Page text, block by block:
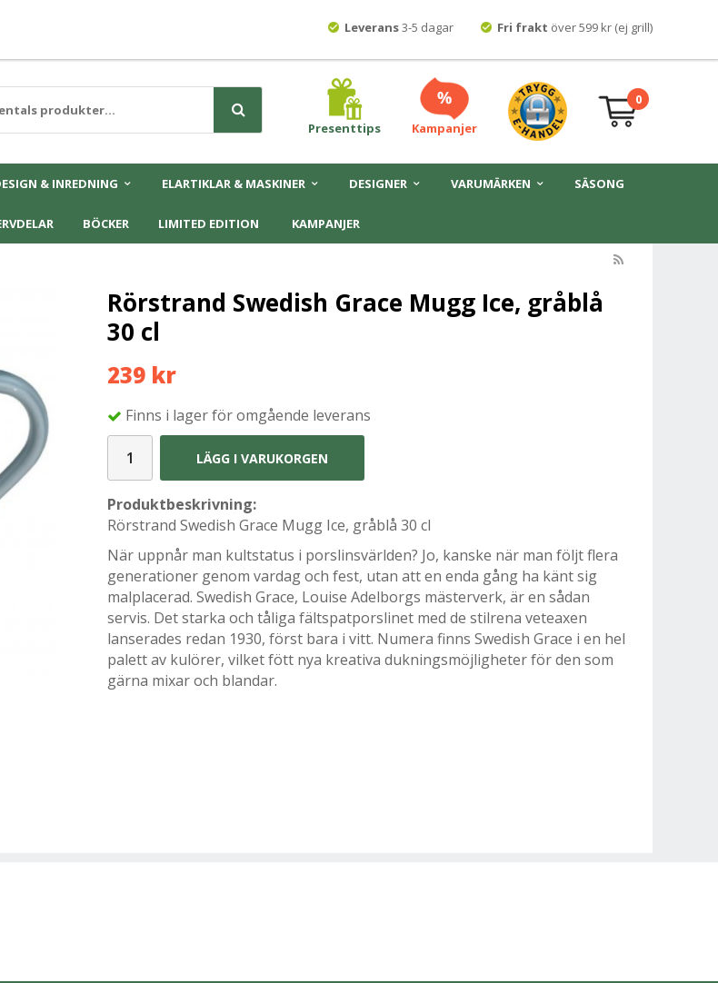
Leverans3-5 dagar Fri frakt över 599 kr (ej grill)
Presenttips Kampanjer
0
& INREDNING ELARTIKLAR & MASKINER DESIGNER VARUMÄRKEN SÄSONG
BÖCKER LIMITED EDITION KAMPANJER
Rörstrand Swedish Grace Mugg Ice, gråblå
30 cl
239 kr
Finns i lager för omgående leverans
LÄGG I VARUKORGEN
Produktbeskrivning:
Rörstrand Swedish Grace Mugg Ice, gråblå 30 cl
När uppnår man kultstatus i porslinsvärlden? Jo, kanske när man följt flera
generationer genom vardag och fest, utan att en enda gång ha känt sig
malplacerad. Swedish Grace, Louise Adelborgs mästerverk, är en sådan
servis. Det starka och tåliga fältspatporslinet med de stilrena veteaxen
lanserades redan 1930, först bara i vitt. Numera finns Swedish Grace i en hel
palett av kulörer, vilket fött nya kreativa dukningsmöjligheter för den som
gärna mixar och blandar.